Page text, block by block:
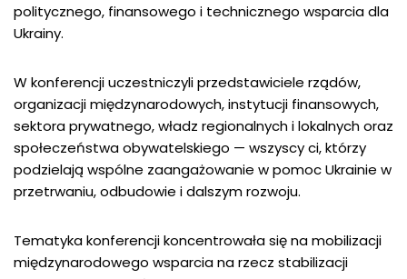
politycznego, finansowego i technicznego wsparcia dla
Ukrainy.
W konferencji uczestniczyli przedstawiciele rządów,
organizacji międzynarodowych, instytucji finansowych,
sektora prywatnego, władz regionalnych i lokalnych oraz
społeczeństwa obywatelskiego — wszyscy ci, którzy
podzielają wspólne zaangażowanie w pomoc Ukrainie w
przetrwaniu, odbudowie i dalszym rozwoju.
Tematyka konferencji koncentrowała się na mobilizacji
międzynarodowego wsparcia na rzecz stabilizacji